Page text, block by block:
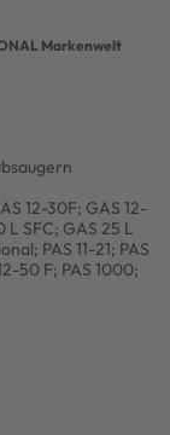
Markenwelt
12-30F; GAS 12-
L SFC; GAS 25 L
PAS 11-21; PAS
50 F; PAS 1000;